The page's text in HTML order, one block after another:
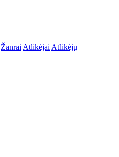
Žanrai Atlikėjai Atlikėjų